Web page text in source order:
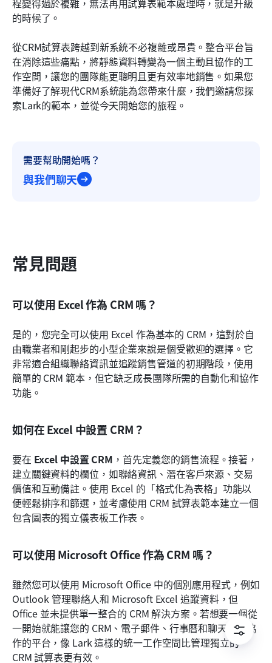
的時候了。
從CRM試算表跨越到新系統不必複雜或昂貴。整合平台旨
在消除這些痛點，將靜態資料轉變為一個主動且協作的工
作空間，讓您的團隊能更聰明且更有效率地銷售。如果您
準備好了解現代CRM系統能為您帶來什麼，我們邀請您探
索Lark的範本，並從今天開始您的旅程。
需要幫助開始嗎？
與我們聊天
常見問題
可以使用 Excel 作為 CRM 嗎？
是的，您完全可以使用 Excel 作為基本的 CRM，這對於自
由職業者和剛起步的小型企業來說是個受歡迎的選擇。它
非常適合組織聯絡資訊並追蹤銷售管道的初期階段，使用
簡單的 CRM 範本，但它缺乏成長團隊所需的自動化和協作
功能。
如何在 Excel 中設置 CRM？
要在 Excel 中設置 CRM ，首先定義您的銷售流程。接著，
建立關鍵資料的欄位，如聯絡資訊、潛在客戶來源、交易
價值和互動備註。使用 Excel 的「格式化為表格」功能以
便輕鬆排序和篩選，並考慮使用 CRM 試算表範本建立一個
包含圖表的獨立儀表板工作表。
可以使用 Microsoft Office 作為 CRM 嗎？
雖然您可以使用 Microsoft Office 中的個別應用程式，例如
Outlook 管理聯絡人和 Microsoft Excel 追蹤資料，但
Office 並未提供單一整合的 CRM 解決方案。若想要一個從
一開始就能讓您的 CRM、電子郵件、行事曆和聊天無縫協
作的平台，像 Lark 這樣的統一工作空間比管理獨立的
CRM 試算表更有效。